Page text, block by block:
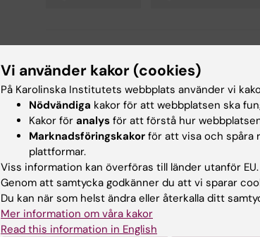
Louise Grännsjö 2024-04-24
Dela
Relaterade artiklar
Vi använder kakor (cookies)
På Karolinska Institutets webbplats använder vi
Nödvändiga kakor för att webbplatsen ska
Kakor för analys för att förstå hur
Marknadsföringskakor för att visa och spåra
plattformar.
Viss information kan överföras till länder utanför EU.
Genom att samtycka godkänner du att vi sparar
Du kan när som helst ändra eller återkalla ditt
Mer information om våra kakor
Read this information in English